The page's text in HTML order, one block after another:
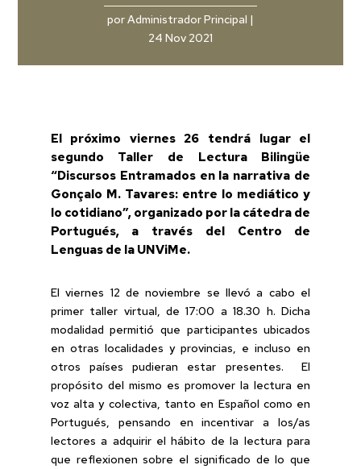
porAdministrador Principal |
24 Nov 2021
El próximo viernes 26 tendrá lugar el
segundo Taller de Lectura Bilingüe
“Discursos Entramados en la narrativa de
Gonçalo M. Tavares: entre lo mediático y
lo cotidiano”, organizado por la cátedra de
Portugués, a través del Centro de
Lenguas de la UNViMe.
El viernes 12 de noviembre se llevó a cabo el
primer taller virtual, de 17:00 a 18.30 h. Dicha
modalidad permitió que participantes ubicados
en otras localidades y provincias, e incluso en
otros países pudieran estar presentes. El
propósito del mismo es promover la lectura en
voz alta y colectiva, tanto en Español como en
Portugués, pensando en incentivar a los/as
lectores a adquirir el hábito de la lectura para
que reflexionen sobre el significado de lo que